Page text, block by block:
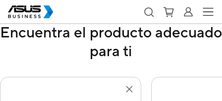
Encuentra el producto adecuado
para ti